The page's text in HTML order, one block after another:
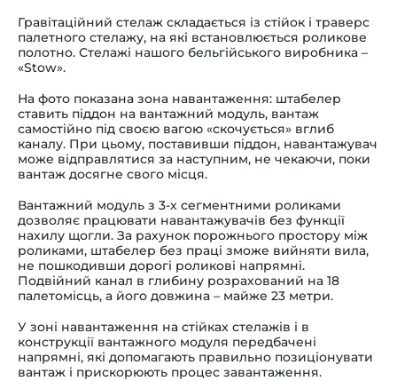
Гравітаційний стелаж складається із стійок і траверс
палетного стелажу, на які встановлюється роликове
полотно. Стелажі нашого бельгійського виробника –
«Stow».
На фото показана зона навантаження: штабелер
ставить піддон на вантажний модуль, вантаж
самостійно під своєю вагою «скочується» вглиб
каналу. При цьому, поставивши піддон, навантажувач
може відправлятися за наступним, не чекаючи, поки
вантаж досягне свого місця.
Вантажний модуль з 3-х сегментними роликами
дозволяє працювати навантажувачів без функції
нахилу щогли. За рахунок порожнього простору між
роликами, штабелер без праці зможе вийняти вила,
не пошкодивши дорогі роликові напрямні.
Подвійний канал в глибину розрахований на 18
палетомісць, а його довжина – майже 23 метри.
У зоні навантаження на стійках стелажів і в
конструкції вантажного модуля передбачені
напрямні, які допомагають правильно позиціонувати
вантаж і прискорюють процес завантаження.